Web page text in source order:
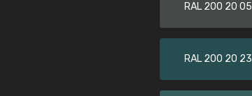
RAL 200 20 05
RAL 200 20 23